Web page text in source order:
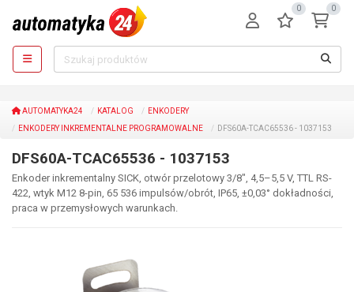
0 0
AUTOMATYKA24 KATALOG
ENKODERY
ENKODERY INKREMENTALNE PROGRAMOWALNE
DFS60A-TCAC65536 - 1037153
DFS60A-TCAC65536 - 1037153
Enkoder inkrementalny SICK, otwór przelotowy 3/8", 4,5–5,5 V, TTL RS-
422, wtyk M12 8-pin, 65 536 impulsów/obrót, IP65, ±0,03° dokładności,
praca w przemysłowych warunkach.